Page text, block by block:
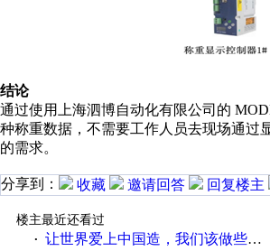
结论
通过使用上海泗博自动化有限公司的
种称重数据，不需要工作人员去现场通过
的需求。
分享到： 收藏 邀请回答 回复楼主
楼主最近还看过
· 让世界爱上中国造，我们该做些什么